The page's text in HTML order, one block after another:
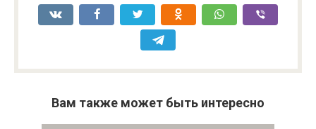
Вам также может быть интересно